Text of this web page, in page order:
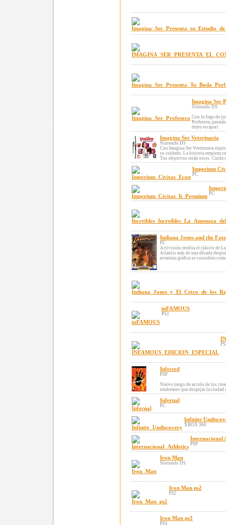
Imagina Ser
Nintendo DS
Con la Saga de
Porfesora,
dejes escapar!.
Imagina Ser Veterinaria
Nintendo DS
Con Imagina Ser Veterinaria
su cuidado. La historia empieza
Tus objetivos serán estos: Cuida
Imperium
PC
PC
Indiana Jones and the
PC
Activisión reedita el clásico de
Atlantis más de una década
aventura gráfica se considera
inFAMOUS
PS3
Infected
PSP
Nuevo juego de acción de los
tendremos que despejar la
Infernal
PC
Infinite
XBOX 360
Internacional
PSP
Iron Man
Nintendo DS
Iron Man ps2
PS2
Iron Man ps3
PS3